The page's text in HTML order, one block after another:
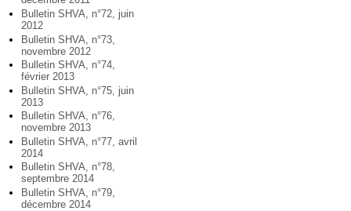
Bulletin SHVA, n°72, juin
2012
Bulletin SHVA, n°73,
novembre 2012
Bulletin SHVA, n°74,
février 2013
Bulletin SHVA, n°75, juin
2013
Bulletin SHVA, n°76,
novembre 2013
Bulletin SHVA, n°77, avril
2014
Bulletin SHVA, n°78,
septembre 2014
Bulletin SHVA, n°79,
décembre 2014